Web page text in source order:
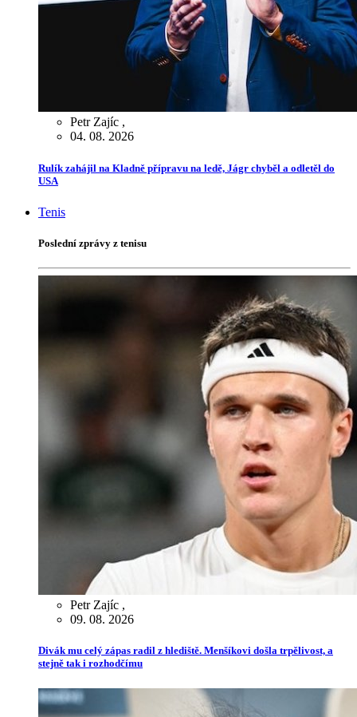
Petr Zajíc ,
04. 08. 2026
Rulík zahájil na Kladně přípravu na ledě, Jágr chyběl a odletěl do
USA
Tenis
Poslední zprávy z tenisu
Petr Zajíc ,
09. 08. 2026
Divák mu celý zápas radil z hlediště. Menšíkovi došla trpělivost, a
stejně tak i rozhodčímu